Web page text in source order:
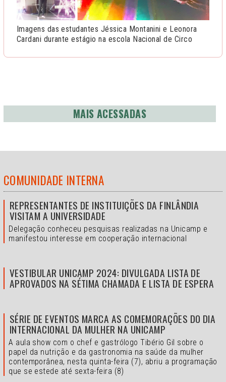
Imagens das estudantes Jéssica Montanini e Leonora
Cardani durante estágio na escola Nacional de Circo
MAIS ACESSADAS
COMUNIDADE INTERNA
REPRESENTANTES DE INSTITUIÇÕES DA FINLÂNDIA
VISITAM A UNIVERSIDADE
Delegação conheceu pesquisas realizadas na Unicamp e
manifestou interesse em cooperação internacional
VESTIBULAR UNICAMP 2024: DIVULGADA LISTA DE
APROVADOS NA SÉTIMA CHAMADA E LISTA DE ESPERA
SÉRIE DE EVENTOS MARCA AS COMEMORAÇÕES DO DIA
INTERNACIONAL DA MULHER NA UNICAMP
A aula show com o chef e gastrólogo Tibério Gil sobre o
papel da nutrição e da gastronomia na saúde da mulher
contemporânea, nesta quinta-feira (7), abriu a programação
que se estede até sexta-feira (8)